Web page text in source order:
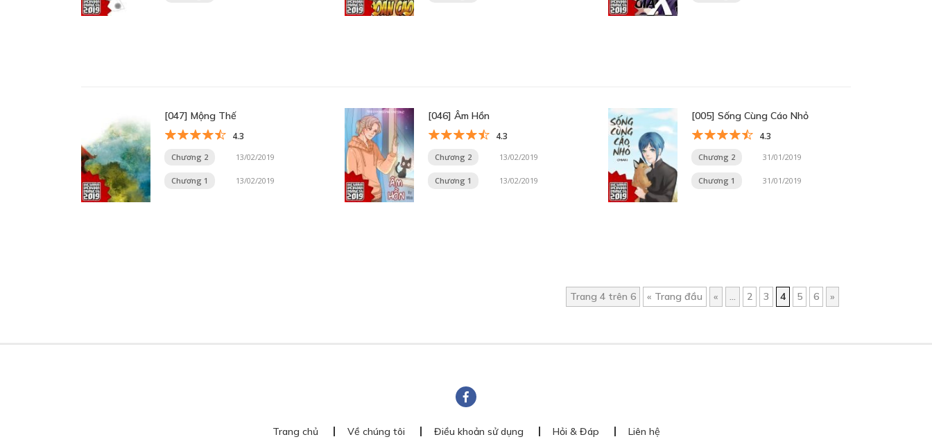
[047] Mộng Thế
4.3
Chương 2 13/02/2019
Chương 1 13/02/2019
[046] Âm Hồn
4.3
Chương 2 13/02/2019
Chương 1 13/02/2019
[005] Sống Cùng Cáo Nhỏ
4.3
Chương 2 31/01/2019
Chương 1 31/01/2019
Trang 4 trên 6 « Trang đầu « 2 3 4 5 6 »
Trang chủ Về chúng tôi Điều khoản sử dụng Hỏi & Đáp Liên hệ